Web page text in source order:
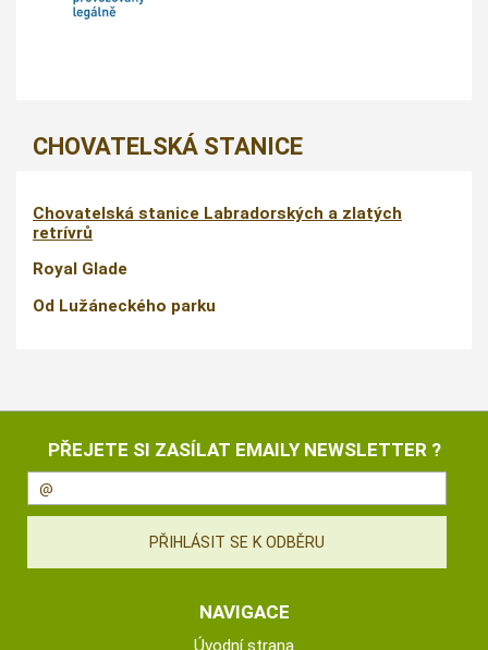
CHOVATELSKÁ STANICE
Chovatelská stanice Labradorských a zlatých
retrívrů
Royal Glade
Od Lužáneckého parku
PŘEJETE SI ZASÍLAT EMAILY NEWSLETTER ?
NAVIGACE
Úvodní strana